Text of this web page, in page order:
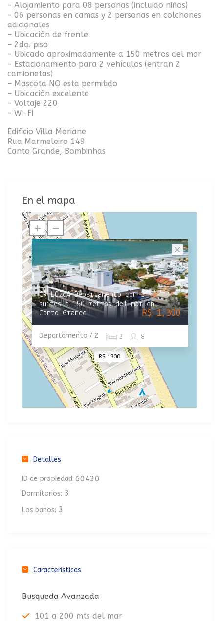
– Alojamiento para 08 personas (incluido niños)
– 06 personas en camas y 2 personas en colchones
adicionales
– Ubicación de frente
– 2do. piso
– Ubicado aproximadamente a 150 metros del mar
– Estacionamiento para 2 vehículos (entran 2
camionetas)
– Mascota NO esta permitido
– Ubicación excelente
– Voltaje 220
– Wi-Fi
Edificio Villa Mariane
Rua Marmeleiro 149
Canto Grande, Bombinhas
En el mapa
R$ 1300
CR-L026A Departamento con 3
suites a 150 metros del mar en
Canto Grande
Departamento / 2 8
3
R$ 1,300
Detalles
ID de propiedad: 60430
Dormitorios: 3
Los baños: 3
Características
Busqueda Avanzada
101 a 200 mts del mar